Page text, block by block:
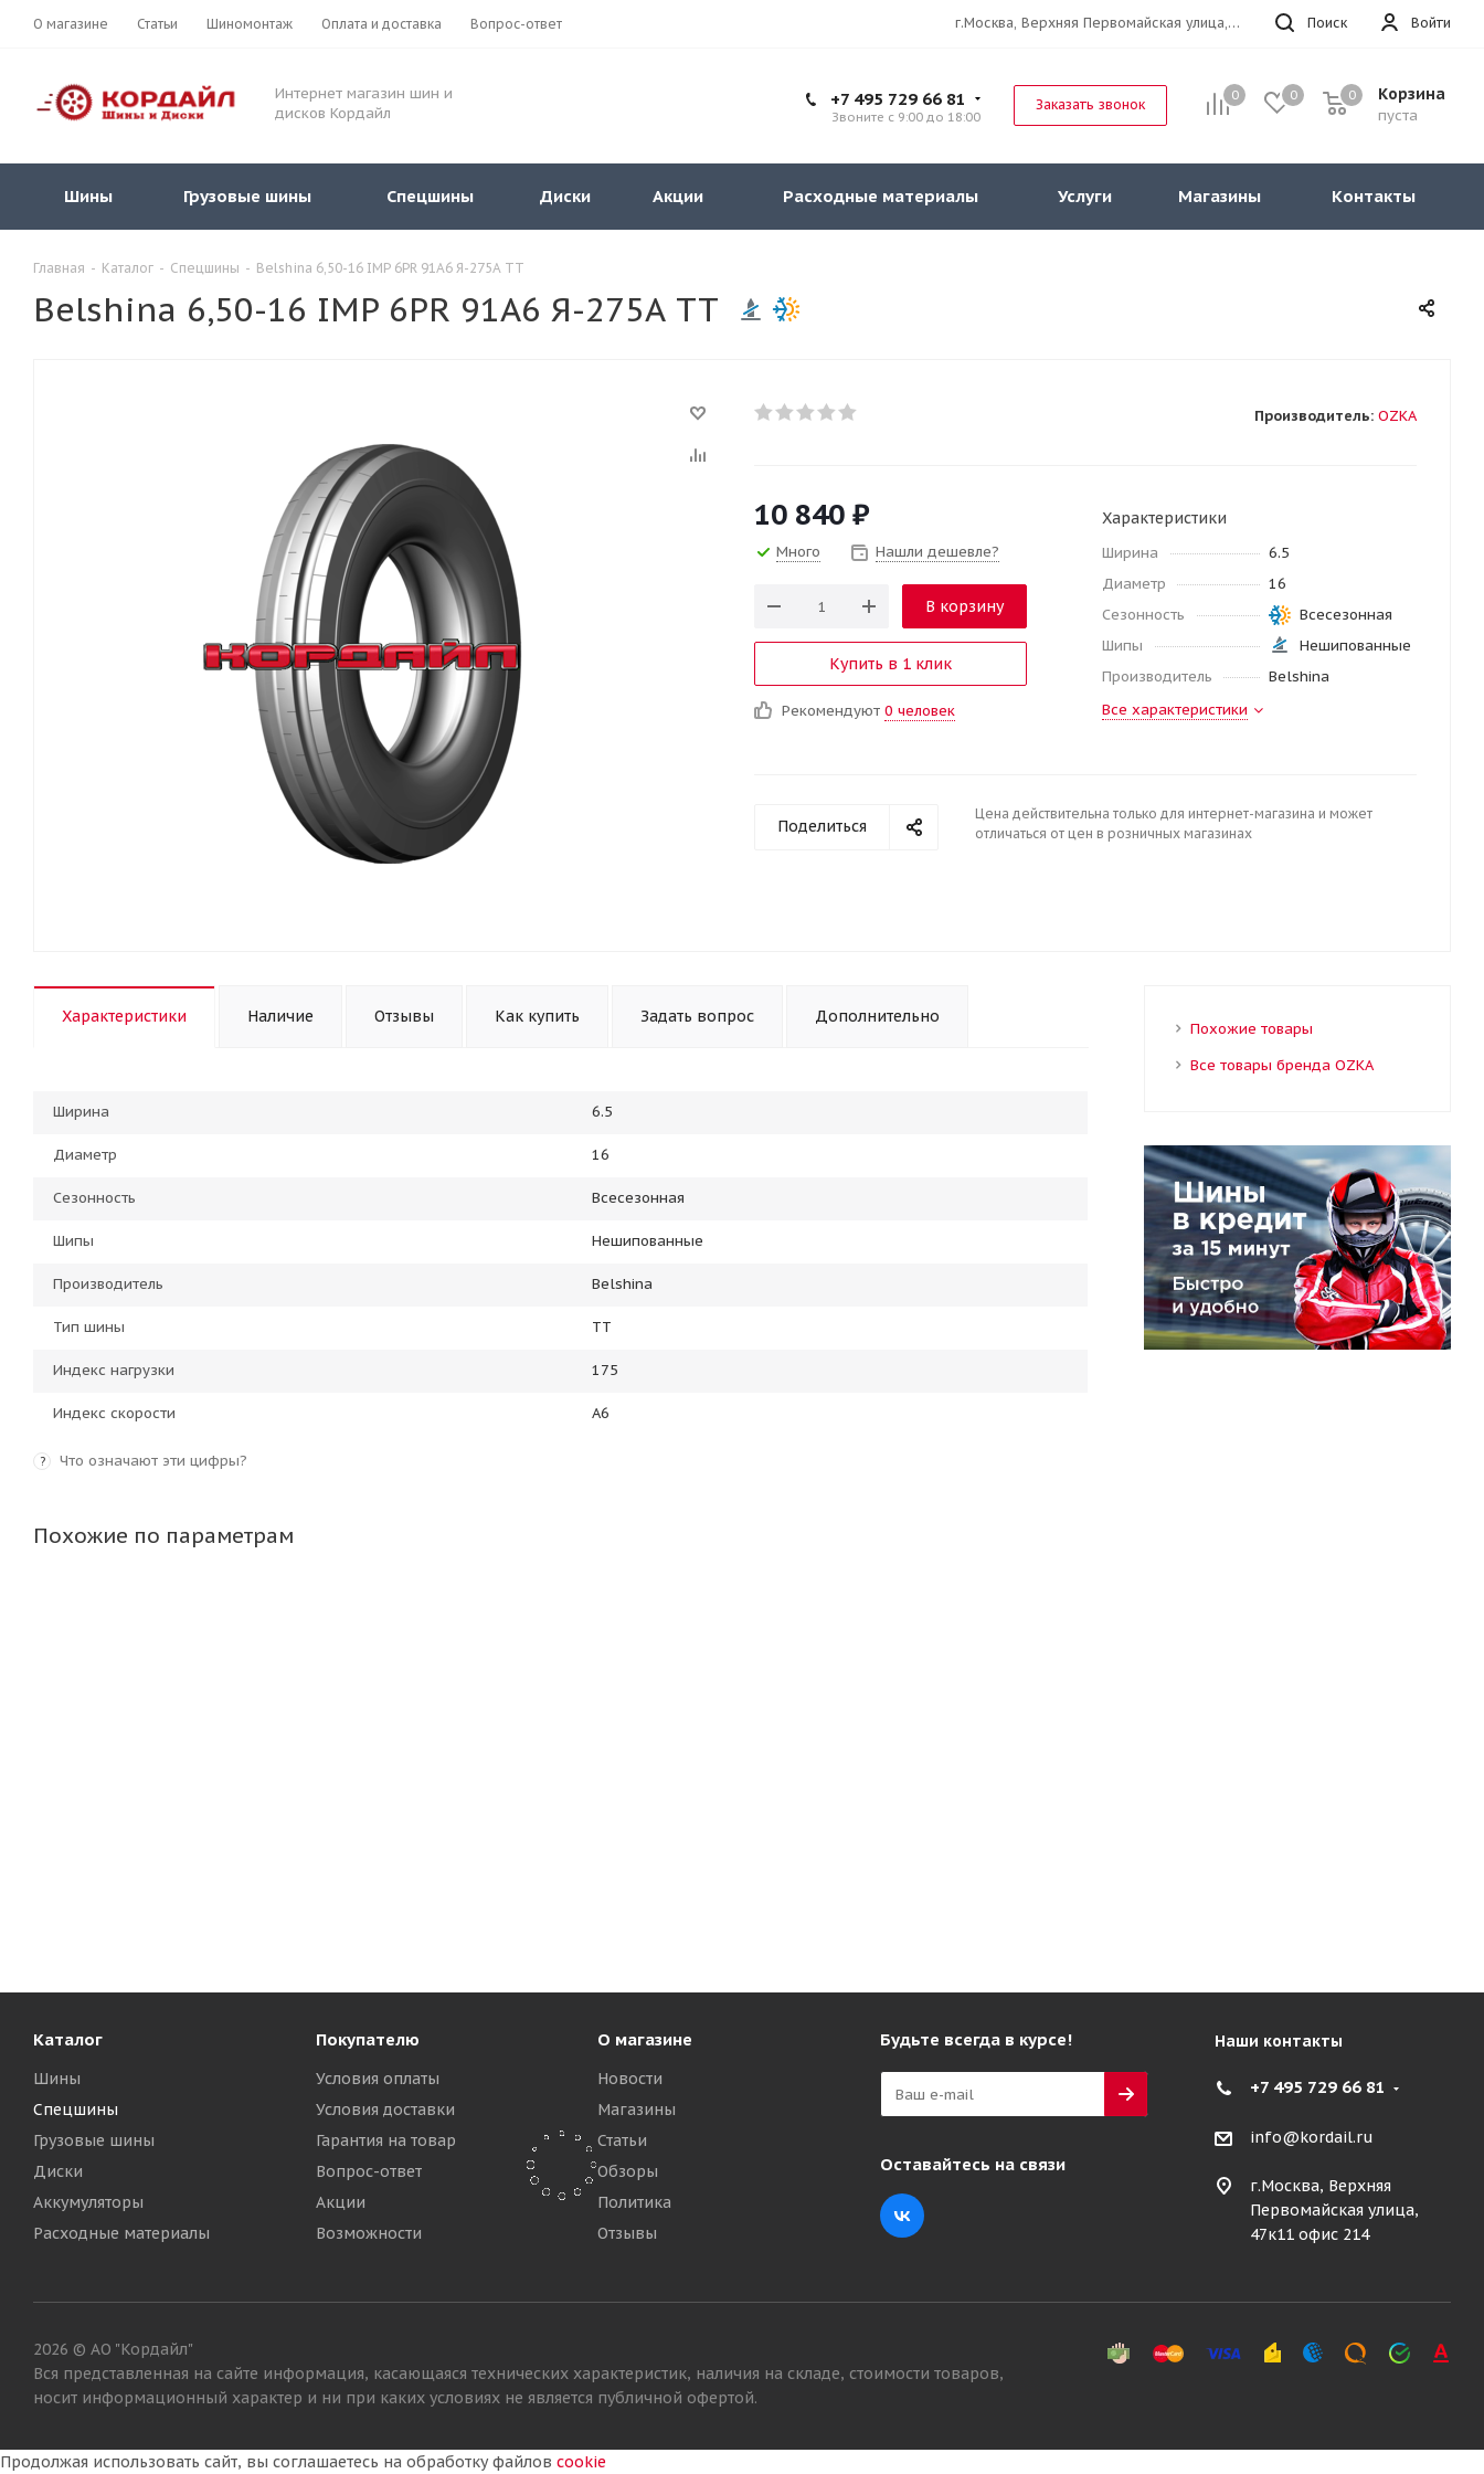
О магазине Статьи Шиномонтаж Оплата и доставка Вопрос-ответ Войти
Поиск
г.Москва, Верхняя Первомайская улица, 47к11 офис 214
Интернет магазин шин и
дисков Кордайл
0 0 Корзина
пуста
0
+7 495 729 66 81
Звоните с 9:00 до 18:00
Заказать звонок
Шины Грузовые шины Спецшины Диски Акции Расходные материалы Услуги Магазины Контакты
Главная - Каталог - Спецшины - Belshina 6,50-16 IMP 6PR 91A6 Я-275А TT
Belshina 6,50-16 IMP 6PR 91A6 Я-275А TT
Производитель: OZKA
10 840 ₽
Много Нашли дешевле?
В корзину
Купить в 1 клик
Рекомендуют 0 человек
Характеристики
Ширина
6.5
Диаметр
16
Сезонность
Всесезонная
Шипы
Нешипованные
Производитель
Belshina
Все характеристики
Поделиться
Цена действительна только для интернет-магазина и может
отличаться от цен в розничных магазинах
Характеристики Наличие Отзывы Как купить Задать вопрос Дополнительно
Ширина 6.5
Диаметр 16
Сезонность Всесезонная
Шипы Нешипованные
Производитель Belshina
Тип шины TT
Индекс нагрузки 175
Индекс скорости A6
? Что означают эти цифры?
Похожие по параметрам
Похожие товары
Все товары бренда OZKA
Каталог
Шины
Спецшины
Грузовые шины
Диски
Аккумуляторы
Расходные материалы
Покупателю
Условия оплаты
Условия доставки
Гарантия на товар
Вопрос-ответ
Акции
Возможности
О магазине
Новости
Магазины
Статьи
Обзоры
Политика
Отзывы
Будьте всегда в курсе!
Оставайтесь на связи
Наши контакты
+7 495 729 66 81
info@kordail.ru
г.Москва, Верхняя
Первомайская улица,
47к11 офис 214
2026 © АО "Кордайл"
Вся представленная на сайте информация, касающаяся технических характеристик, наличия на складе, стоимости товаров,
носит информационный характер и ни при каких условиях не является публичной офертой.
Продолжая использовать сайт, вы соглашаетесь на обработку файлов cookie